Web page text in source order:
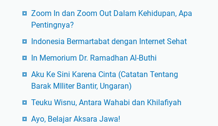
Zoom In dan Zoom Out Dalam Kehidupan, Apa
Pentingnya?
Indonesia Bermartabat dengan Internet Sehat
In Memorium Dr. Ramadhan Al-Buthi
Aku Ke Sini Karena Cinta (Catatan Tentang
Barak MIliter Bantir, Ungaran)
Teuku Wisnu, Antara Wahabi dan Khilafiyah
Ayo, Belajar Aksara Jawa!